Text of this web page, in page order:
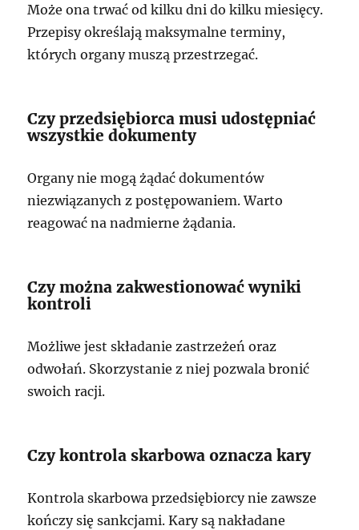
Może ona trwać od kilku dni do kilku miesięcy.
Przepisy określają maksymalne terminy,
których organy muszą przestrzegać.
Czy przedsiębiorca musi udostępniać
wszystkie dokumenty
Organy nie mogą żądać dokumentów
niezwiązanych z postępowaniem. Warto
reagować na nadmierne żądania.
Czy można zakwestionować wyniki
kontroli
Możliwe jest składanie zastrzeżeń oraz
odwołań. Skorzystanie z niej pozwala bronić
swoich racji.
Czy kontrola skarbowa oznacza kary
Kontrola skarbowa przedsiębiorcy nie zawsze
kończy się sankcjami. Kary są nakładane